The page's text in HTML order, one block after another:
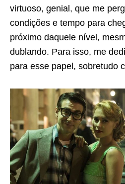
virtuoso, genial, que me
condições e tempo para
próximo daquele nível,
dublando. Para isso, me
para esse papel, sobretudo